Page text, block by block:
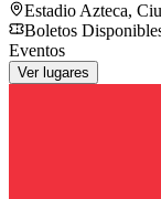
Estadio Azteca,
Boletos
Eventos
Ver lugares